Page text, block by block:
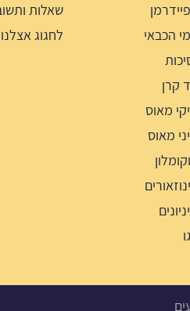
הכבאי
קרן
מאוס
מאוס
שאלות
לחגוג אצלנו